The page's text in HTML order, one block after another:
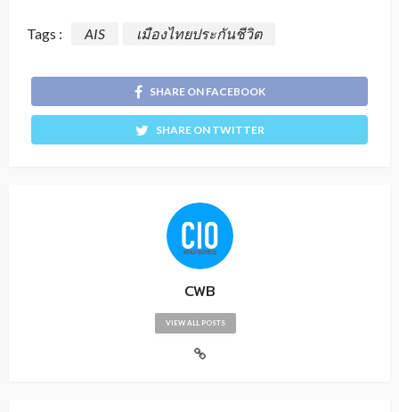
Tags : AIS เมืองไทยประกันชีวิต
SHARE ON FACEBOOK
SHARE ON TWITTER
CWB
VIEW ALL POSTS